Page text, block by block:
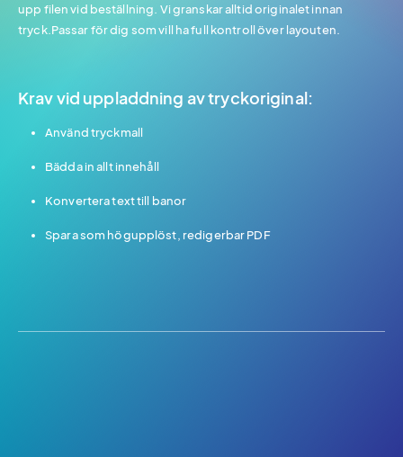
upp filen vid beställning. Vi granskar alltid originalet innan
tryck.Passar för dig som vill ha full kontroll över layouten.
Krav vid uppladdning av tryckoriginal:
Använd tryckmall
Bädda in allt innehåll
Konvertera text till banor
Spara som högupplöst, redigerbar PDF